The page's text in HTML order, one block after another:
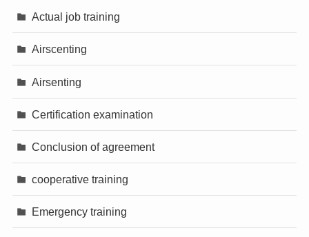
Actual job training
Airscenting
Airsenting
Certification examination
Conclusion of agreement
cooperative training
Emergency training